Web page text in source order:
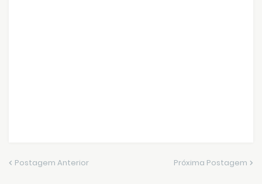
Postagem Anterior Próxima Postagem